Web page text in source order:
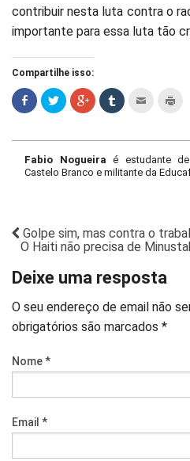
contribuir nesta luta contra o
importante para essa luta tão
Compartilhe isso:
Fabio Nogueira é estudante
Castelo Branco e militante da
Golpe sim, mas contra o
O Haiti não precisa de
Deixe uma resposta
O seu endereço de email não
obrigatórios são marcados *
Nome*
Email *